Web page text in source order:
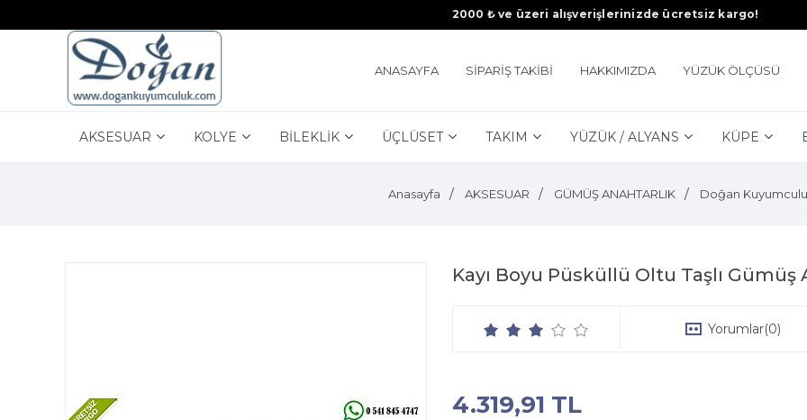
2000 ₺ ve üzeri alışverişlerinizde ücretsiz kargo!
ANASAYFA SİPARİŞ TAKİBİ HAKKIMIZDA YÜZÜK ÖLÇÜSÜ
AKSESUAR KOLYE BİLEKLİK ÜÇLÜSET TAKIM YÜZÜK / ALYANS KÜPE
Anasayfa AKSESUAR GÜMÜŞ ANAHTARLIK Doğan
Kayı Boyu Püsküllü Oltu Taşlı
Yorumlar(0)
4.319,91 TL